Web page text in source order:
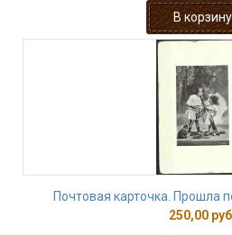
Почтовая карточка. Прошла
250,00